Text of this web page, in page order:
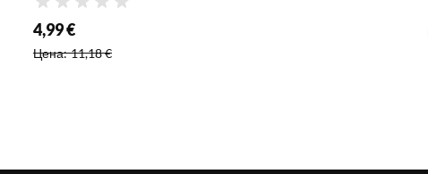
Рейтинг
Специальная цена
4,99 €
Цена: 11,18 €